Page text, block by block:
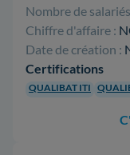
Nombre de
Chiffre d'affaire :
Date de création :
Certifications
QUALIBAT ITI